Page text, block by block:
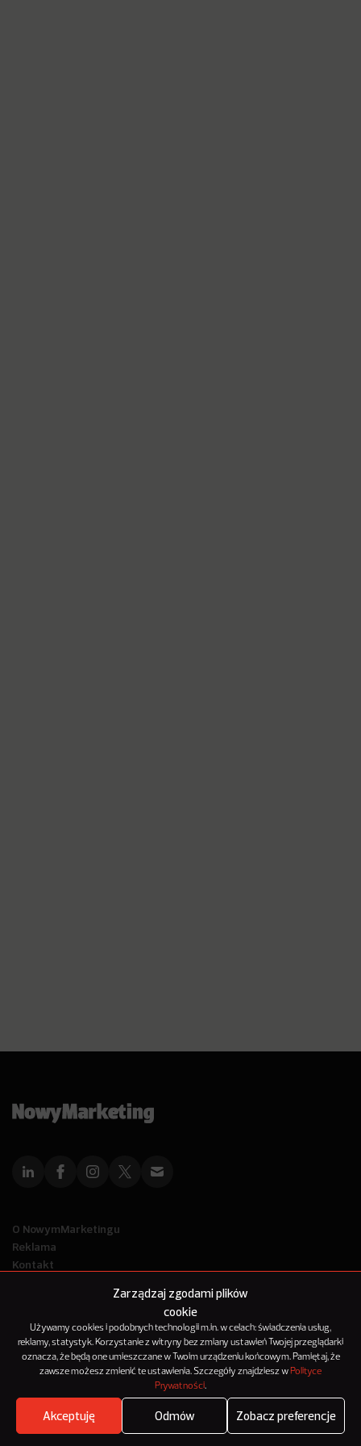
Zarządzaj zgodami plików
cookie
Używamy cookies i podobnych technologii m.in. w celach: świadczenia usług,
reklamy, statystyk. Korzystanie z witryny bez zmiany ustawień Twojej przeglądarki
oznacza, że będą one umieszczane w Twoim urządzeniu końcowym. Pamiętaj, że
zawsze możesz zmienić te ustawienia. Szczegóły znajdziesz w Polityce
Prywatności.
Akceptuję Odmów Zobacz preferencje
Where's the beef?
O NowymMarketingu
Reklama
Kontakt
© 2012-2025
NowyMarketing jest marką 143Media Sp. z o.o.